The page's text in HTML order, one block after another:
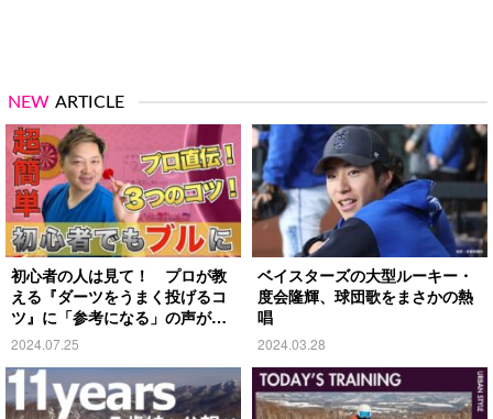
NEW ARTICLE
初心者の人は見て！ プロが教
える『ダーツをうまく投げるコ
ツ』に「参考になる」の声が続
出
2024.07.25
ベイスターズの大型ルーキー・
度会隆輝、球団歌をまさかの熱
唱
2024.03.28